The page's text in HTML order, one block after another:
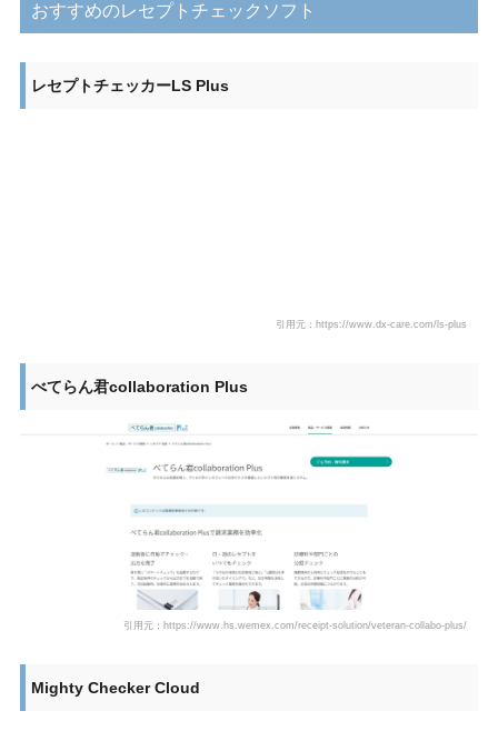
おすすめのレセプトチェックソフト
レセプトチェッカーLS Plus
引用元：https://www.dx-care.com/ls-plus
べてらん君collaboration Plus
引用元：https://www.hs.wemex.com/receipt-solution/veteran-collabo-plus/
Mighty Checker Cloud